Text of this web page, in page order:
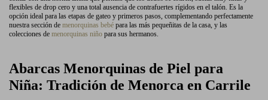
flexibles de drop cero y una total ausencia de contrafuertes rígidos en el talón. Es la
opción ideal para las etapas de gateo y primeros pasos, complementando perfectamente
nuestra sección de menorquinas bebé para las más pequeñitas de la casa, y las
colecciones de menorquinas niño para sus hermanos.
Abarcas Menorquinas de Piel para
Niña: Tradición de Menorca en Carrile